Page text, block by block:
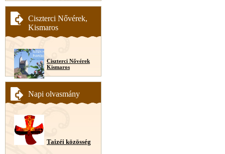
Ciszterci Nővérek,
Kismaros
Ciszterci Nővérek
Kismaros
Napi olvasmány
Taizéi közösség